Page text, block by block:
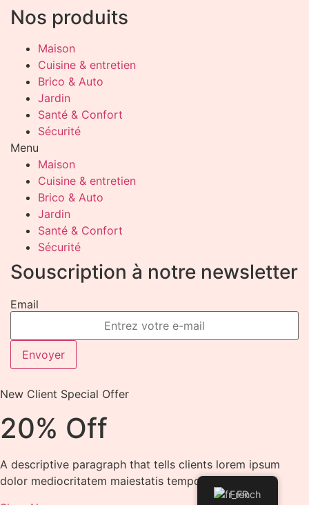
Nos produits
Maison
Cuisine & entretien
Brico & Auto
Jardin
Santé & Confort
Sécurité
Menu
Maison
Cuisine & entretien
Brico & Auto
Jardin
Santé & Confort
Sécurité
Souscription à notre newsletter
Email
Envoyer
French
New Client Special Offer
20% Off
A descriptive paragraph that tells clients lorem ipsum
dolor mediocritatem maiestatis tempor